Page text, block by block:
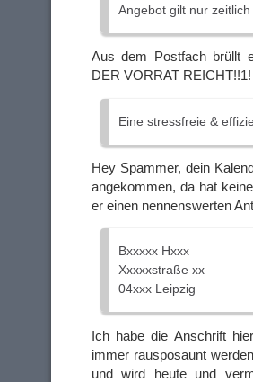
Angebot gilt nur zeitlich
Aus dem Postfach brüllt
DER VORRAT REICHT!!1!
Eine stressfreie &
Hey Spammer, dein
angekommen, da hat
er einen nennenswerten
Bxxxxx Hxxx
Xxxxxstraße xx
04xxx Leipzig
Ich habe die Anschrift
immer rausposaunt
und wird heute und